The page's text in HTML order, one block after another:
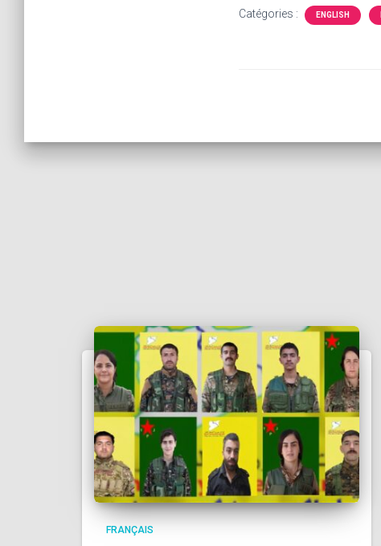
Catégories : ENGLISH
FRANÇAIS